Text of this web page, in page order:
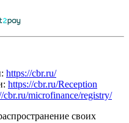
https://cbr.ru/
https://cbr.ru/Reception
cbr.ru/microfinance/registry/
своих